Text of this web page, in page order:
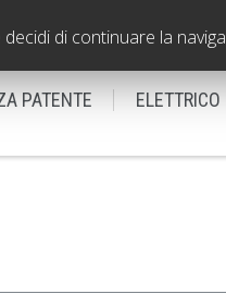
PATENTE ELETTRICO
di continuare la